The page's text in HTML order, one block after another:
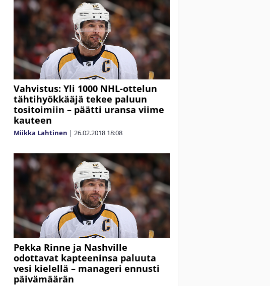
Vahvistus: Yli 1000 NHL-ottelun
tähtihyökkääjä tekee paluun
tositoimiin – päätti uransa viime
kauteen
Miikka Lahtinen | 26.02.2018 18:08
Pekka Rinne ja Nashville
odottavat kapteeninsa paluuta
vesi kielellä – manageri ennusti
päivämäärän